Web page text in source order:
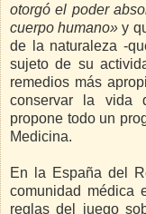
otorgó el poder
cuerpo humano» y
de la naturaleza -
sujeto de su
remedios más
conservar la vida
propone todo un
Medicina.
En la España del
comunidad médica
reglas del juego